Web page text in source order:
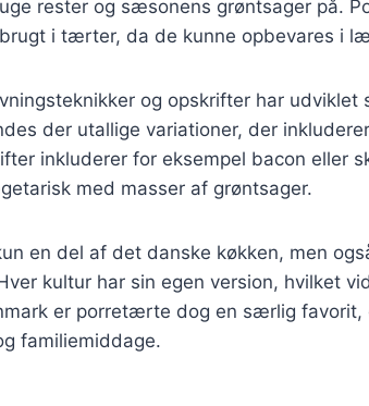
rester og sæsonens grøntsager på.
i tærter, da de kunne opbevares i
og opskrifter har
der utallige variationer, der
inkluderer for eksempel bacon eller
med masser af grøntsager.
en del af det danske køkken, men
kultur har sin egen version, hvilket
er porretærte dog en særlig favorit,
familiemiddage.